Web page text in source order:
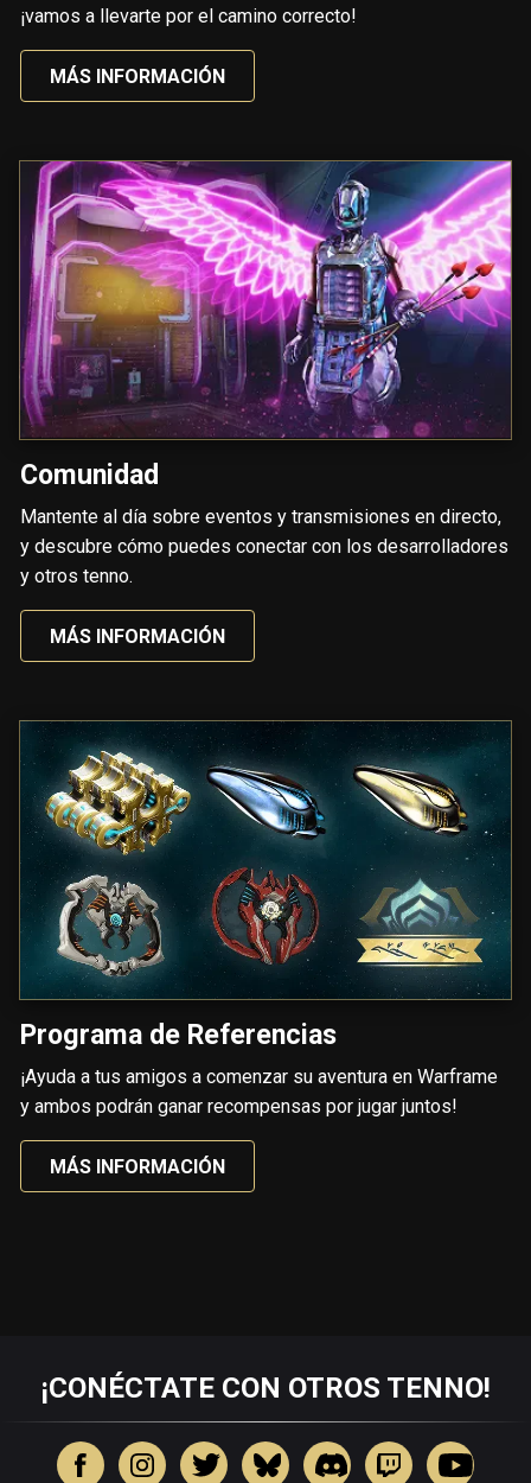
¡vamos a llevarte por el camino correcto!
MÁS INFORMACIÓN
Comunidad
Mantente al día sobre eventos y transmisiones en directo,
y descubre cómo puedes conectar con los desarrolladores
y otros tenno.
MÁS INFORMACIÓN
Programa de Referencias
¡Ayuda a tus amigos a comenzar su aventura en Warframe
y ambos podrán ganar recompensas por jugar juntos!
MÁS INFORMACIÓN
¡CONÉCTATE CON OTROS TENNO!